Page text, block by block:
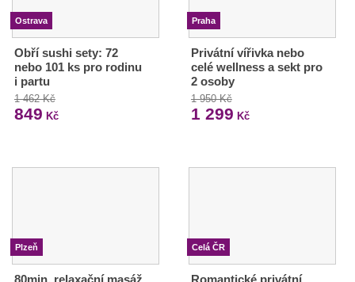
Ostrava
Obří sushi sety: 72
nebo 101 ks pro rodinu
i partu
1 462 Kč
849 Kč
Praha
Privátní vířivka nebo
celé wellness a sekt pro
2 osoby
1 950 Kč
1 299 Kč
Plzeň
80min. relaxační masáž
Celá ČR
Romantické privátní